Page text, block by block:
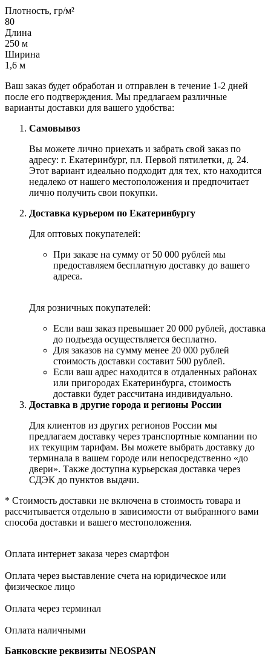
Плотность, гр/м²
80
Длина
250 м
Ширина
1,6 м
Ваш заказ будет обработан и отправлен в течение 1-2 дней
после его подтверждения. Мы предлагаем различные
варианты доставки для вашего удобства:
Самовывоз
Вы можете лично приехать и забрать свой заказ по
адресу: г. Екатеринбург, пл. Первой пятилетки, д. 24.
Этот вариант идеально подходит для тех, кто находится
недалеко от нашего местоположения и предпочитает
лично получить свои покупки.
Доставка курьером по Екатеринбургу
Для оптовых покупателей:
При заказе на сумму от 50 000 рублей мы
предоставляем бесплатную доставку до вашего
адреса.
Для розничных покупателей:
Если ваш заказ превышает 20 000 рублей, доставка
до подъезда осуществляется бесплатно.
Для заказов на сумму менее 20 000 рублей
стоимость доставки составит 500 рублей.
Если ваш адрес находится в отдаленных районах
или пригородах Екатеринбурга, стоимость
доставки будет рассчитана индивидуально.
Доставка в другие города и регионы России
Для клиентов из других регионов России мы
предлагаем доставку через транспортные компании по
их текущим тарифам. Вы можете выбрать доставку до
терминала в вашем городе или непосредственно «до
двери». Также доступна курьерская доставка через
СДЭК до пунктов выдачи.
* Стоимость доставки не включена в стоимость товара и
рассчитывается отдельно в зависимости от выбранного вами
способа доставки и вашего местоположения.
Оплата интернет заказа через смартфон
Оплата через выставление счета на юридическое или
физическое лицо
Оплата через терминал
Оплата наличными
Банковские реквизиты NEOSPAN